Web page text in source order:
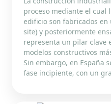
proceso mediante el cual
edificio son fabricados
site) y posteriormente
representa un pilar clave
modelos constructivos
Sin embargo, en España
fase incipiente, con un